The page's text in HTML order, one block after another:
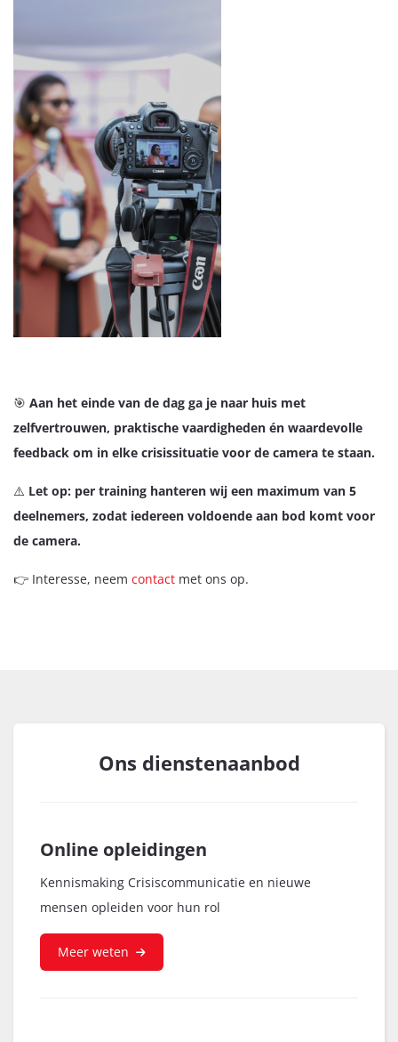
🎯 Aan het einde van de dag ga je naar huis met
zelfvertrouwen, praktische vaardigheden én waardevolle
feedback om in elke crisissituatie voor de camera te staan.
⚠️ Let op: per training hanteren wij een maximum van 5
deelnemers, zodat iedereen voldoende aan bod komt voor
de camera.
👉 Interesse, neem contact met ons op.
Ons dienstenaanbod
Online opleidingen
Kennismaking Crisiscommunicatie en nieuwe
mensen opleiden voor hun rol
Meer weten